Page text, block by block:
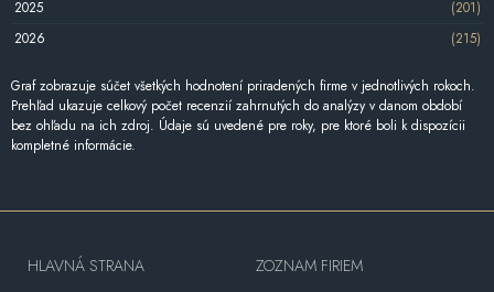
2025
(201)
2026
(215)
Graf zobrazuje súčet všetkých hodnotení priradených firme v jednotlivých rokoch.
Prehľad ukazuje celkový počet recenzií zahrnutých do analýzy v danom období
bez ohľadu na ich zdroj. Údaje sú uvedené pre roky, pre ktoré boli k dispozícii
kompletné informácie.
HLAVNÁ STRANA
ZOZNAM FIRIEM